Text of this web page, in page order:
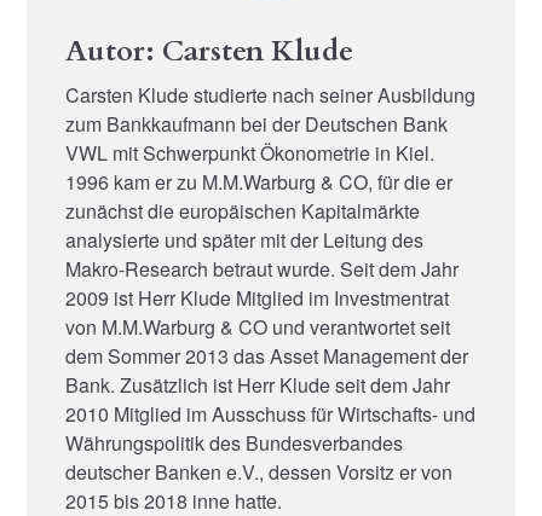
Autor: Carsten Klude
Carsten Klude studierte nach seiner Ausbildung
zum Bankkaufmann bei der Deutschen Bank
VWL mit Schwerpunkt Ökonometrie in Kiel.
1996 kam er zu M.M.Warburg & CO, für die er
zunächst die europäischen Kapitalmärkte
analysierte und später mit der Leitung des
Makro-Research betraut wurde. Seit dem Jahr
2009 ist Herr Klude Mitglied im Investmentrat
von M.M.Warburg & CO und verantwortet seit
dem Sommer 2013 das Asset Management der
Bank. Zusätzlich ist Herr Klude seit dem Jahr
2010 Mitglied im Ausschuss für Wirtschafts- und
Währungspolitik des Bundesverbandes
deutscher Banken e.V., dessen Vorsitz er von
2015 bis 2018 inne hatte.